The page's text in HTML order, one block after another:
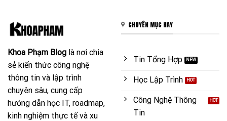
Khoa Phạm Blog là nơi chia
sẻ kiến thức công nghệ
thông tin và lập trình
chuyên sâu, cung cấp
hướng dẫn học IT, roadmap,
kinh nghiệm thực tế và xu
CHUYÊN MỤC HAY
Tin Tổng Hợp
Học Lập Trình
Công Nghệ Thông
Tin